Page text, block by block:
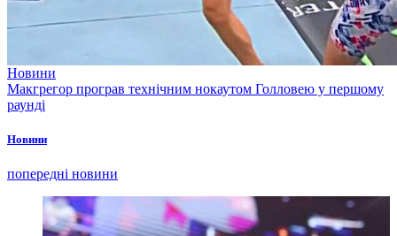
Новини
Макгрегор програв технічним нокаутом Голловею у першому
раунді
Новини
попередні новини